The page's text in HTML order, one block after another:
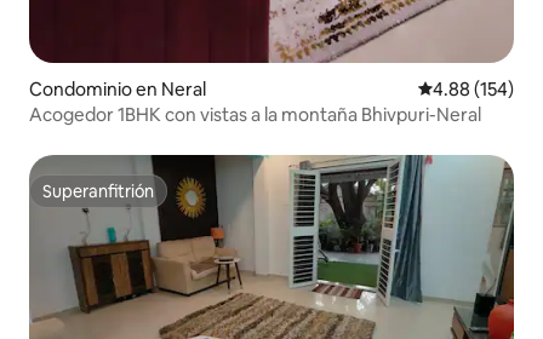
Condominio en Neral Calificación
4.88 (154)
Acogedor 1BHK con vistas a la montaña Bhivpuri-Neral
Superanfitrión
Superanfitrión